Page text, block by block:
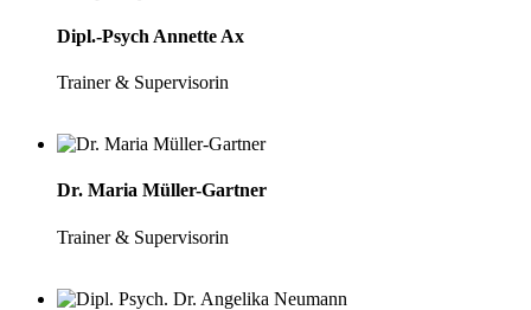
Dipl.-Psych Annette Ax
Trainer & Supervisorin
Dr. Maria Müller-Gartner
Trainer & Supervisorin